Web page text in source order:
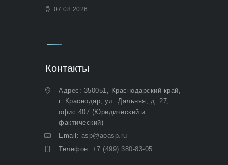
07.08.2026
Контакты
Адрес: 350051, Краснодарский край,
г. Краснодар, ул. Дальняя, д. 27,
офис 407 (Юридический и
фактический)
Email: asp@aoasp.ru
Телефон: +7 (499) 380-83-05